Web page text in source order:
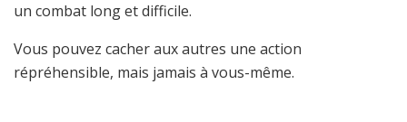
un combat long et difficile.
Vous pouvez cacher aux autres une action
répréhensible, mais jamais à vous-même.